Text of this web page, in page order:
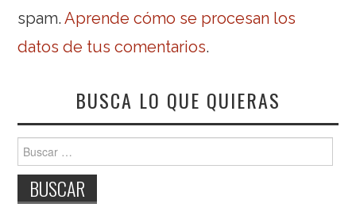
spam.Aprende cómo se procesan los
datos de tus comentarios.
BUSCA LO QUE QUIERAS
Buscar: